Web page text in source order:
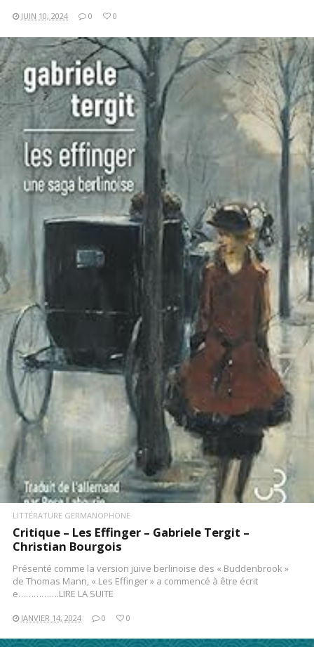
JUIN 10, 2024 0 0
LIRE LA SUITE
LITTÉRATURE GERMANOPHONE
Critique – Les Effinger – Gabriele Tergit –
Christian Bourgois
Présenté comme la version juive berlinoise des « Buddenbrook »
de Thomas Mann, « Les Effinger » a commencé à être écrit
e…………….LIRE LA SUITE
JANVIER 14, 2024 0 0